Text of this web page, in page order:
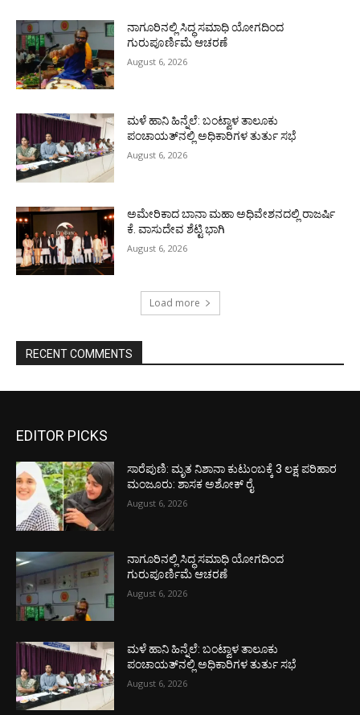
ನಾಗೂರಿನಲ್ಲಿ ಸಿದ್ಧ ಸಮಾಧಿ ಯೋಗದಿಂದ
ಗುರುಪೂರ್ಣಿಮೆ ಆಚರಣೆ
August 6, 2026
ಮಳೆ ಹಾನಿ ಹಿನ್ನೆಲೆ: ಬಂಟ್ವಾಳ ತಾಲೂಕು
ಪಂಚಾಯತ್‌ನಲ್ಲಿ ಅಧಿಕಾರಿಗಳ ತುರ್ತು ಸಭೆ
August 6, 2026
ಅಮೇರಿಕಾದ ಬಾನಾ ಮಹಾ ಅಧಿವೇಶನದಲ್ಲಿ ರಾಜರ್ಷಿ
ಕೆ. ವಾಸುದೇವ ಶೆಟ್ಟಿ ಭಾಗಿ
August 6, 2026
Load more
RECENT COMMENTS
EDITOR PICKS
ಸಾರೆಪುಣಿ: ಮೃತ ನಿಶಾನಾ ಕುಟುಂಬಕ್ಕೆ 3 ಲಕ್ಷ ಪರಿಹಾರ
ಮಂಜೂರು: ಶಾಸಕ ಅಶೋಕ್ ರೈ
August 6, 2026
ನಾಗೂರಿನಲ್ಲಿ ಸಿದ್ಧ ಸಮಾಧಿ ಯೋಗದಿಂದ
ಗುರುಪೂರ್ಣಿಮೆ ಆಚರಣೆ
August 6, 2026
ಮಳೆ ಹಾನಿ ಹಿನ್ನೆಲೆ: ಬಂಟ್ವಾಳ ತಾಲೂಕು
ಪಂಚಾಯತ್‌ನಲ್ಲಿ ಅಧಿಕಾರಿಗಳ ತುರ್ತು ಸಭೆ
August 6, 2026